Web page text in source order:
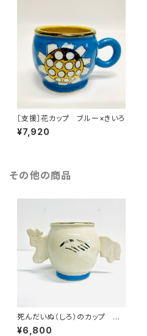
［支援］花カップ ブルー×きいろ
¥7,920
その他の商品
死んだいぬ（しろ）のカップ み
んなのSANZOKU☆
¥6,800